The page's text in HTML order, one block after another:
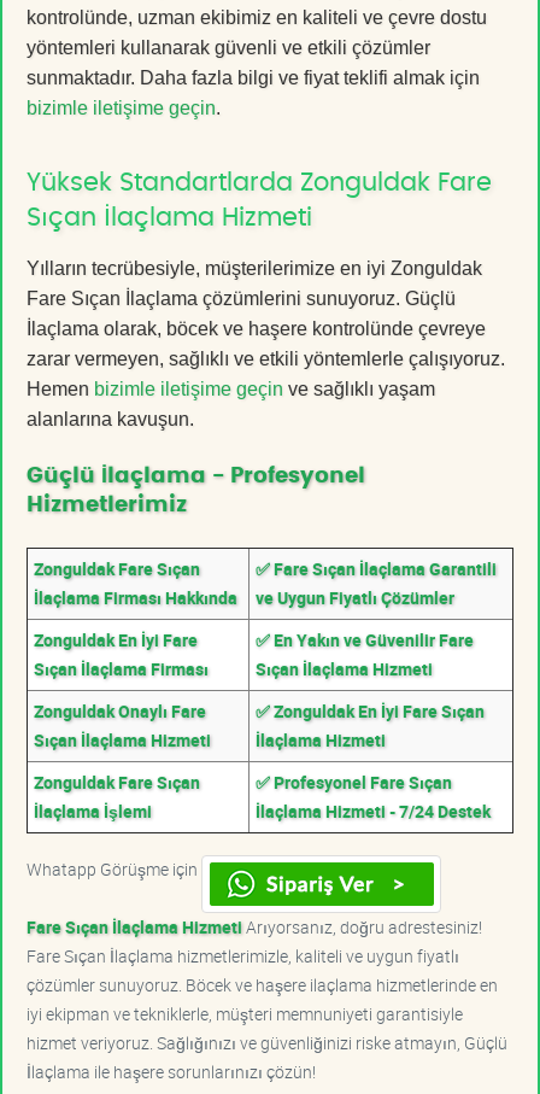
kontrolünde, uzman ekibimiz en kaliteli ve çevre dostu
yöntemleri kullanarak güvenli ve etkili çözümler
sunmaktadır. Daha fazla bilgi ve fiyat teklifi almak için
bizimle iletişime geçin.
Yüksek Standartlarda Zonguldak Fare
Sıçan İlaçlama Hizmeti
Yılların tecrübesiyle, müşterilerimize en iyi Zonguldak
Fare Sıçan İlaçlama çözümlerini sunuyoruz. Güçlü
İlaçlama olarak, böcek ve haşere kontrolünde çevreye
zarar vermeyen, sağlıklı ve etkili yöntemlerle çalışıyoruz.
Hemen bizimle iletişime geçin ve sağlıklı yaşam
alanlarına kavuşun.
Güçlü İlaçlama - Profesyonel
Hizmetlerimiz
Zonguldak Fare Sıçan
İlaçlama Firması Hakkında
✅ Fare Sıçan İlaçlama Garantili
ve Uygun Fiyatlı Çözümler
Zonguldak En İyi Fare
Sıçan İlaçlama Firması
✅ En Yakın ve Güvenilir Fare
Sıçan İlaçlama Hizmeti
Zonguldak Onaylı Fare
Sıçan İlaçlama Hizmeti
✅ Zonguldak En İyi Fare Sıçan
İlaçlama Hizmeti
Zonguldak Fare Sıçan
İlaçlama İşlemi
✅ Profesyonel Fare Sıçan
İlaçlama Hizmeti - 7/24 Destek
Whatapp Görüşme için
Fare Sıçan İlaçlama HizmetiArıyorsanız, doğru adrestesiniz!
Fare Sıçan İlaçlama hizmetlerimizle, kaliteli ve uygun fiyatlı
çözümler sunuyoruz. Böcek ve haşere ilaçlama hizmetlerinde en
iyi ekipman ve tekniklerle, müşteri memnuniyeti garantisiyle
hizmet veriyoruz. Sağlığınızı ve güvenliğinizi riske atmayın, Güçlü
İlaçlama ile haşere sorunlarınızı çözün!